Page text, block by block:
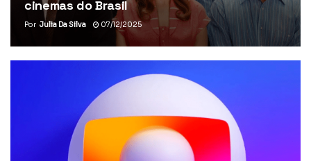
cinemas do Brasil
Por Julia Da Silva 07/12/2025